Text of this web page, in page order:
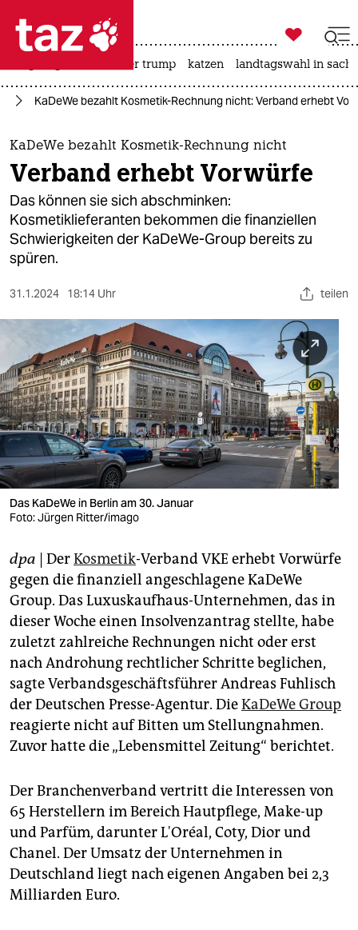
 taz zahl ich
taz zahl ich
themen
politik
öko
gesellschaft
kultur
sport
berlin
nord
wahrheit
verlag
verlag
shop
fragen & hilfe
unterstützen
abo
genossenschaft
epaper login

taz zahl ich
usa unter trump katzen landtagswahl in
KaDeWe bezahlt Kosmetik-Rechnung nicht: Verband erhebt
KaDeWe bezahlt Kosmetik-Rechnung nicht
Verband erhebt Vorwürfe
Das können sie sich abschminken:
Kosmetiklieferanten bekommen die finanziellen
Schwierigkeiten der KaDeWe-Group bereits zu
spüren.
31.1.2024 18:14 Uhr teilen
Das KaDeWe in Berlin am 30. Januar
Foto: Jürgen Ritter/imago
dpa | DerKosmetik-Verband VKE erhebt Vorwürfe
gegen die finanziell angeschlagene KaDeWe
Group. Das Luxuskaufhaus-Unternehmen, das in
dieser Woche einen Insolvenzantrag stellte, habe
zuletzt zahlreiche Rechnungen nicht oder erst
nach Androhung rechtlicher Schritte beglichen,
sagte Verbandsgeschäftsführer Andreas Fuhlisch
der Deutschen Presse-Agentur. DieKaDeWe Group
reagierte nicht auf Bitten um Stellungnahmen.
Zuvor hatte die „Lebensmittel Zeitung“ berichtet.
Der Branchenverband vertritt die Interessen von
65 Herstellern im Bereich Hautpflege, Make-up
und Parfüm, darunter L'Oréal, Coty, Dior und
Chanel. Der Umsatz der Unternehmen in
Deutschland liegt nach eigenen Angaben bei 2,3
Milliarden Euro.